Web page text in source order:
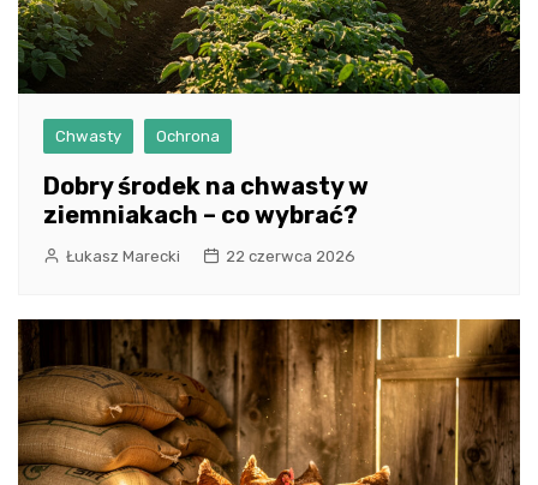
Chwasty Ochrona
Dobry środek na chwasty w
ziemniakach – co wybrać?
Łukasz Marecki 22 czerwca 2026